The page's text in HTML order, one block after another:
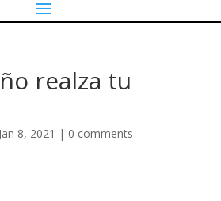
realza tu
Jan 8, 2021 | 0 comments